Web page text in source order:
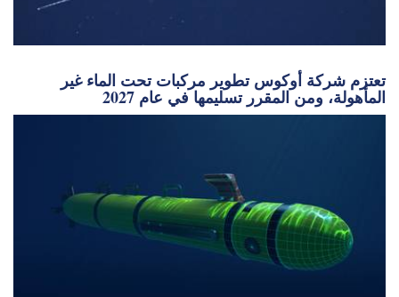
تعتزم شركة أوكوس تطوير مركبات تحت الماء غير
المأهولة، ومن المقرر تسليمها في عام 2027